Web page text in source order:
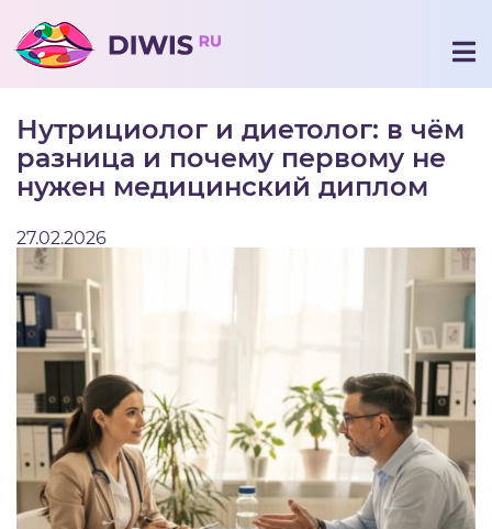
Нутрициолог и диетолог: в чём
разница и почему первому не
нужен медицинский диплом
27.02.2026